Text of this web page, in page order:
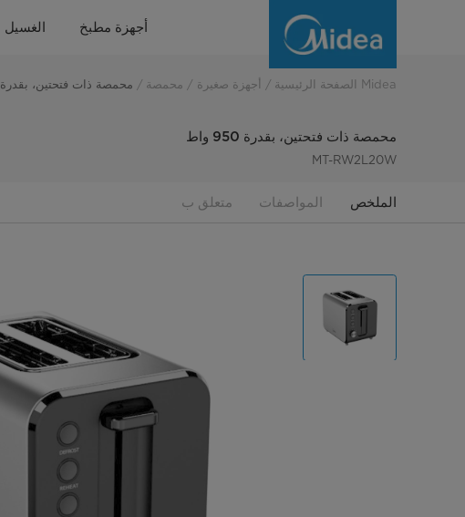
Toaster
أجهزة مطبخ الغسيل
Midea الصفحة الرئيسية أجهزة صغيرة محمصة محمصة ذات فتحتين، بقدرة 950 واط
محمصة ذات فتحتين، بقدرة 950 واط
MT-RW2L20W
الملخص المواصفات متعلق ب